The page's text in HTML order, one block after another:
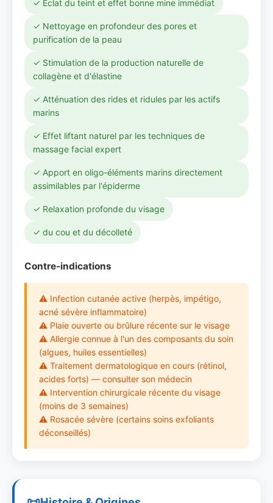
✓ Éclat du teint et effet bonne mine immédiat
✓ Nettoyage en profondeur des pores et
purification de la peau
✓ Stimulation de la production naturelle de
collagène et d'élastine
✓ Atténuation des rides et ridules par les actifs
marins
✓ Effet liftant naturel par les techniques de
massage facial expert
✓ Apport en oligo-éléments marins directement
assimilables par l'épiderme
✓ Relaxation profonde du visage
✓ du cou et du décolleté
Contre-indications
⚠ Infection cutanée active (herpès, impétigo,
acné sévère inflammatoire)
⚠ Plaie ouverte ou brûlure récente sur le visage
⚠ Allergie connue à l'un des composants du soin
(algues, huiles essentielles)
⚠ Traitement dermatologique en cours (rétinol,
acides forts) — consulter son médecin
⚠ Intervention chirurgicale récente du visage
(moins de 3 semaines)
⚠ Rosacée sévère (certains soins exfoliants
déconseillés)